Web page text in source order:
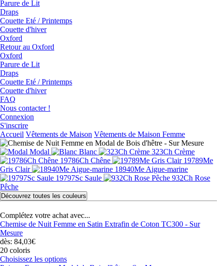
Parure de Lit
Draps
Couette Eté / Printemps
Couette d'hiver
Oxford
Retour au Oxford
Oxford
Parure de Lit
Draps
Couette Eté / Printemps
Couette d'hiver
FAQ
Nous contacter !
Connexion
S'inscrire
Accueil Vêtements de Maison Vêtements de Maison Femme
Modal Blanc
323Ch Crème
19786Ch Chêne
19789Me
Gris Clair
18940Me Aigue-marine
19797Sc Saule
932Ch Rose
Pêche
Découvrez toutes les couleurs
Complétez votre achat avec...
Chemise de Nuit Femme en Satin Extrafin de Coton TC300 - Sur
Mesure
dès: 84,03€
20 coloris
Choisissez les options